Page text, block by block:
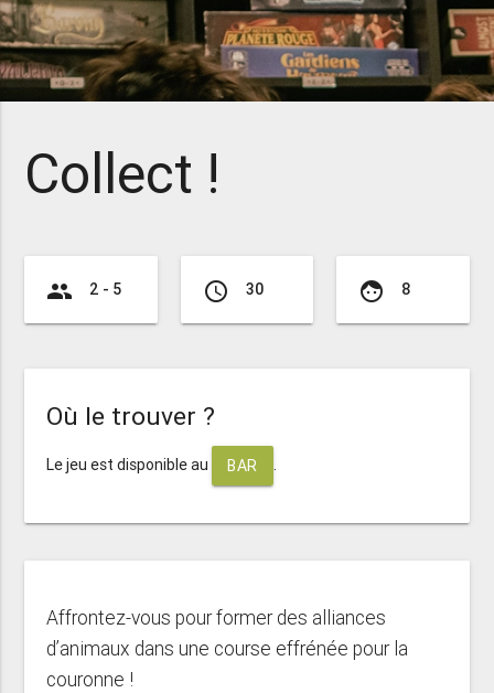
Collect !
group 2 - 5 access_time 30 face 8
Où le trouver ?
Le jeu est disponible au BAR .
Affrontez-vous pour former des alliances
d’animaux dans une course effrénée pour la
couronne !